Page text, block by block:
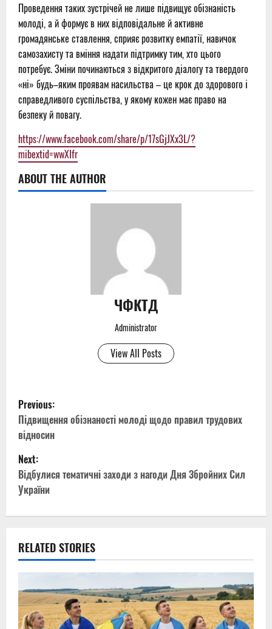
Проведення таких зустрічей не лише підвищує обізнаність
молоді, а й формує в них відповідальне й активне
громадянське ставлення, сприяє розвитку емпатії, навичок
самозахисту та вміння надати підтримку тим, хто цього
потребує. Зміни починаються з відкритого діалогу та твердого
«ні» будь–яким проявам насильства – це крок до здорового і
справедливого суспільства, у якому кожен має право на
безпеку й повагу.
https://www.facebook.com/share/p/17sGjJXx3L/?
mibextid=wwXIfr
ABOUT THE AUTHOR
ЧФКТД
Administrator
View All Posts
P
o
s
t
n
v
i
g
Previous:
Підвищення обізнаності молоді щодо правил трудових
відносин
Next:
Відбулися тематичні заходи з нагоди Дня Збройних Сил
України
RELATED STORIES